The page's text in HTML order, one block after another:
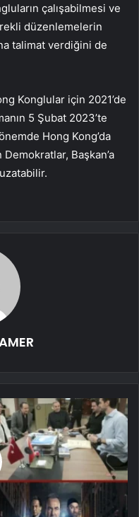
çalışabilmesi ve
düzenlemelerin
talimat verdiğini de
Konglular için 2021’de
5 Şubat 2023’te
Hong Kong’da
Demokratlar, Başkan’a